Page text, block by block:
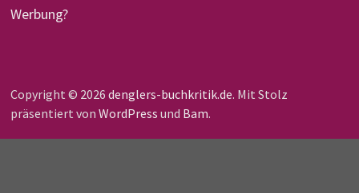
Werbung?
Copyright © 2026 denglers-buchkritik.de. Mit Stolz
präsentiert von WordPress und Bam.